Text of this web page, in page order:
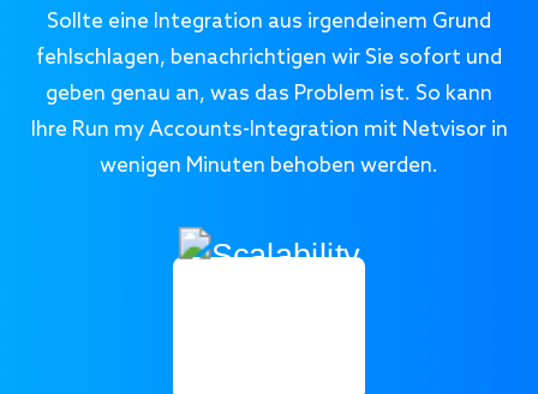
Sollte eine Integration aus irgendeinem Grund
fehlschlagen, benachrichtigen wir Sie sofort und
geben genau an, was das Problem ist. So kann
Ihre Run my Accounts-Integration mit Netvisor in
wenigen Minuten behoben werden.